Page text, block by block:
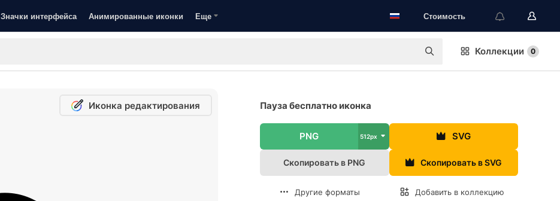
Значки интерфейса Анимированные иконки Еще Стоимость
Коллекции 0
Иконка редактирования Пауза бесплатно иконка
PNG 512px SVG
Скопировать в PNG Скопировать в SVG
Другие форматы Добавить в коллекцию